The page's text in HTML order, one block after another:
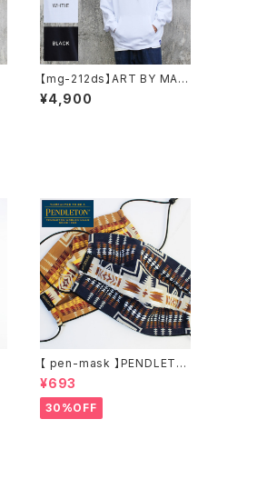
【mg-212ds】ART BY MAR
KGONZALE ( What it isNt
ワットイットイズント) アートバ
¥4,900
【 pen-mask 】PENDLETO
N ペンドルトン ファッション
マスク アウトドア フリーサイ
ズ アウトドア 通勤 通学 通気
性 マスク 乾燥しない 蒸れな
¥693
30%OFF